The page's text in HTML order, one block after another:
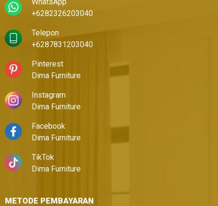
+6282326203040
Telepon
+6287831203040
Pinterest
Dima Furniture
Instagram
Dima Furniture
Facebook
Dima Furniture
TikTok
Dima Furniture
METODE PEMBAYARAN